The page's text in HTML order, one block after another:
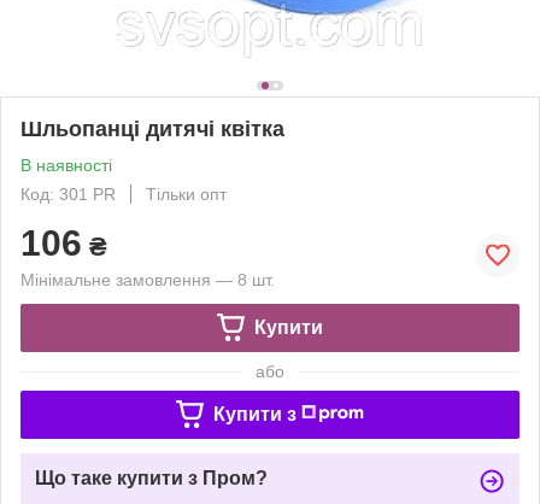
Шльопанці дитячі квітка
В наявності
Код: 301 PR
Тільки опт
106 ₴
Мінімальне замовлення — 8 шт.
Купити
або
Купити з
Що таке купити з Пром?